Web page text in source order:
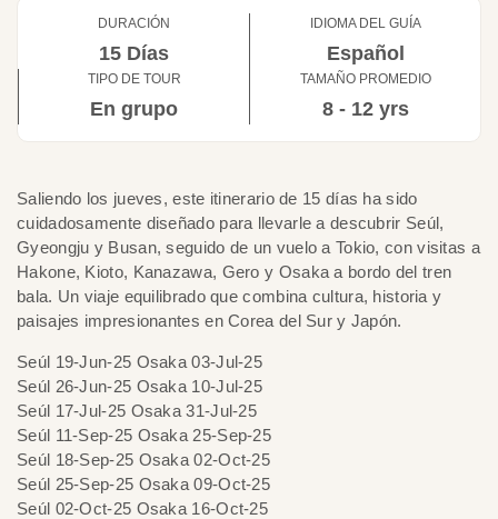
DURACIÓN
15 Días
IDIOMA DEL GUÍA
Español
TIPO DE TOUR
En grupo
TAMAÑO PROMEDIO
8 - 12 yrs
Saliendo los jueves, este itinerario de 15 días ha sido
cuidadosamente diseñado para llevarle a descubrir Seúl,
Gyeongju y Busan, seguido de un vuelo a Tokio, con visitas a
Hakone, Kioto, Kanazawa, Gero y Osaka a bordo del tren
bala. Un viaje equilibrado que combina cultura, historia y
paisajes impresionantes en Corea del Sur y Japón.
Seúl 19-Jun-25 Osaka 03-Jul-25
Seúl 26-Jun-25 Osaka 10-Jul-25
Seúl 17-Jul-25 Osaka 31-Jul-25
Seúl 11-Sep-25 Osaka 25-Sep-25
Seúl 18-Sep-25 Osaka 02-Oct-25
Seúl 25-Sep-25 Osaka 09-Oct-25
Seúl 02-Oct-25 Osaka 16-Oct-25